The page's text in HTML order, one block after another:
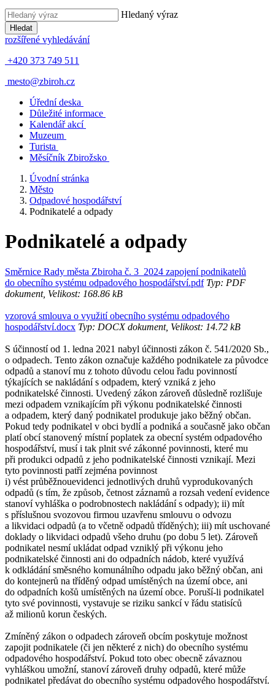
Hledaný výraz
Hledat
rozšířené vyhledávání
+420 373 749 511
mesto@zbiroh.cz
Úřední deska
Důležité informace
Kalendář akcí
Muzeum
Turista
Měsíčník Zbirožsko
Úvodní stránka
Město
Odpadové hospodářství
Podnikatelé a odpady
Podnikatelé a odpady
Směrnice Rady města Zbiroha č. 3_2024 zapojení podnikatelů
do obecního systému odpadového hospodářství.pdfTyp: PDF
dokument, Velikost: 168.86 kB
vzorová smlouva o využití obecního systému odpadového
hospodářství.docx Typ: DOCX dokument, Velikost: 14.72 kB
S účinností od 1. ledna 2021 nabyl účinnosti zákon č. 541/2020 Sb.,
o odpadech. Tento zákon označuje každého podnikatele za původce
odpadů a stanoví mu z tohoto důvodu celou řadu povinností
týkajících se nakládání s odpadem, který vzniká z jeho
podnikatelské činnosti. Uvedený zákon zároveň důsledně rozlišuje
mezi odpadem vznikajícím při výkonu podnikatelské činnosti
a odpadem, který daný podnikatel produkuje jako běžný občan.
Pokud tedy podnikatel v obci bydlí a podniká a současně jako občan
platí obcí stanovený místní poplatek za obecní systém odpadového
hospodářství, musí i tak plnit své zákonné povinnosti, které mu
při produkci odpadů z jeho podnikatelské činnosti vznikají. Mezi
tyto povinnosti patří zejména povinnost
i) vést průběžnouevidenci jednotlivých druhů vyprodukovaných
odpadů (s tím, že způsob, četnost záznamů a rozsah vedení evidence
stanoví vyhláška o podrobnostech nakládání s odpady); ii) mít
s příslušnou svozovou firmou uzavřenu smlouvu o odvozu
a likvidaci odpadů (a to včetně odpadů tříděných); iii) mít uschované
doklady o likvidaci odpadů všeho druhu (po dobu 5 let). Zároveň
podnikatel nesmí ukládat odpad vzniklý při výkonu jeho
podnikatelské činnosti ani do odpadních nádob, které využívá
k odkládání směsného komunálního odpadu jako běžný občan, ani
do kontejnerů na tříděný odpad umístěných na území obce, ani
do odpadních košů umístěných na území obce. Poruší-li podnikatel
tyto své povinnosti, vystavuje se riziku sankcí v řádu statisíců
až milionů korun českých.
Zmíněný zákon o odpadech zároveň obcím poskytuje možnost
zapojit podnikatele (či jen některé z nich) do obecního systému
odpadového hospodářství. Pokud toto obec obecně závaznou
vyhláškou umožní, stanoví zároveň druhy odpadů, které může
podnikatel předávat do obecního systému odpadového hospodářství.